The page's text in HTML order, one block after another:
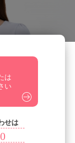
は
い
せは